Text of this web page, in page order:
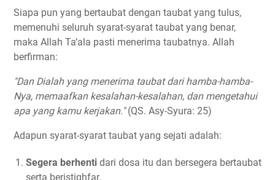
Siapa pun yang bertaubat dengan taubat yang tulus,
memenuhi seluruh syarat-syarat taubat yang benar,
maka Allah Ta’ala pasti menerima taubatnya. Allah
berfirman:
"Dan Dialah yang menerima taubat dari hamba-hamba-
Nya, memaafkan kesalahan-kesalahan, dan mengetahui
apa yang kamu kerjakan."(QS. Asy-Syura: 25)
Adapun syarat-syarat taubat yang sejati adalah:
Segera berhenti dari dosa itu dan bersegera bertaubat
serta beristighfar.